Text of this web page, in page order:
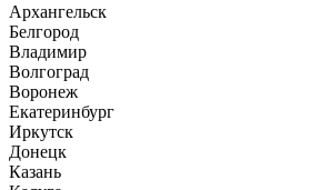
Архангельск
Белгород
Владимир
Волгоград
Воронеж
Екатеринбург
Иркутск
Донецк
Казань